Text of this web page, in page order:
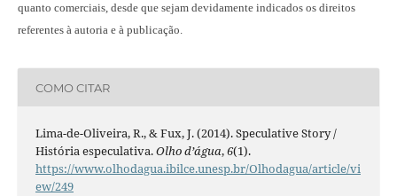
quanto comerciais, desde que sejam devidamente indicados os direitos
referentes à autoria e à publicação.
COMO CITAR
Lima-de-Oliveira, R., & Fux, J. (2014). Speculative Story /
História especulativa.Olho d’água,6(1).
https://www.olhodagua.ibilce.unesp.br/Olhodagua/article/vi
ew/249